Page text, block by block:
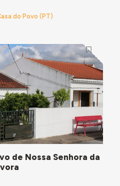
do Povo (PT)
de Nossa Senhora da